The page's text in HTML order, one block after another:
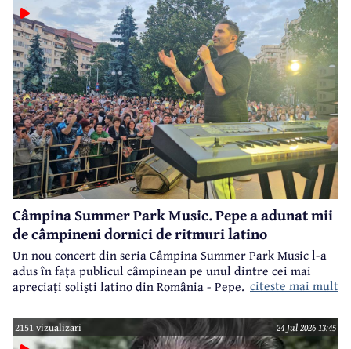
Câmpina Summer Park Music. Pepe a adunat mii
de câmpineni dornici de ritmuri latino
Un nou concert din seria Câmpina Summer Park Music l-a
adus în fața publicul câmpinean pe unul dintre cei mai
apreciați soliști latino din România - Pepe. citeste mai mult
2151 vizualizari 24 Jul 2026 13:45